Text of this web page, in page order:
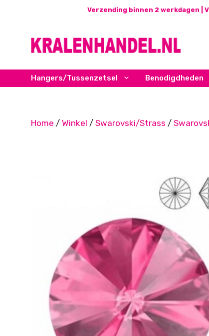
Verzending binnen 2 werkdagen |
Hangers/Tussenzetsel Benodigdheden
Home / Winkel / Swarovski/Strass /